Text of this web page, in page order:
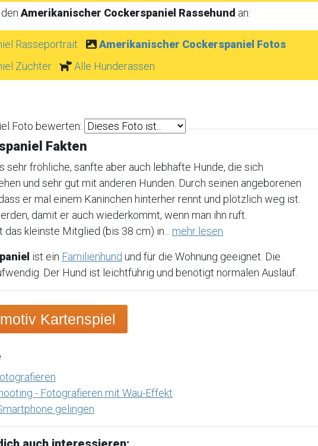
Amerikanischer Cockerspaniel Rassehund an:
Rasseportrait
Amerikanischer Cockerspaniel Fotos
Züchter
Alle Hunderassen
Foto bewerten:
Fakten
sehr fröhliche, sanfte aber auch lebhafte Hunde, die sich
und sehr gut mit anderen Hunden. Durch seinen angeborenen
er mal einem Kaninchen hinterher rennt und plötzlich weg ist.
damit er auch wiederkommt, wenn man ihn ruft.
kleinste Mitglied (bis 38 cm) in... mehr lesen
ist ein Familienhund und für die Wohnung geeignet. Die
Der Hund ist leichtführig und benötigt normalen Auslauf.
Kartenspiel
- Fotografieren mit Wau-Effekt
gelingen